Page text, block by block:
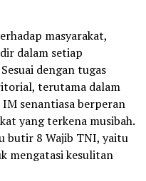
masyarakat,
dalam setiap
dengan tugas
terutama dalam
IM senantiasa berperan
yang terkena musibah.
butir 8 Wajib TNI, yaitu
mengatasi kesulitan